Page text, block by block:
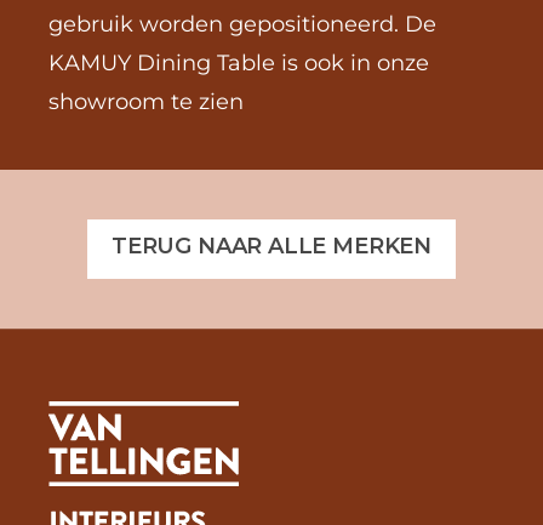
gebruik worden gepositioneerd. De
KAMUY Dining Table is ook in onze
showroom te zien
TERUG NAAR ALLE MERKEN